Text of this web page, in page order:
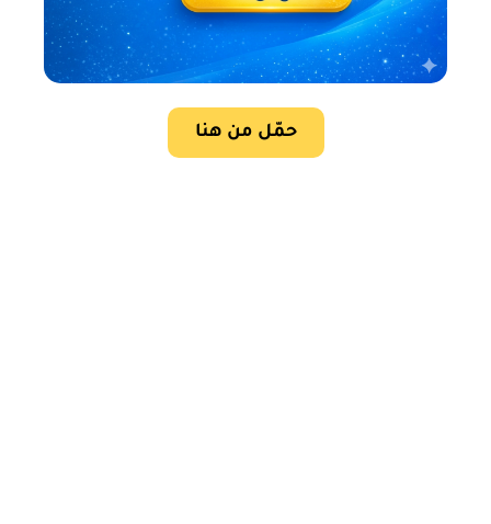
حمّل من هنا